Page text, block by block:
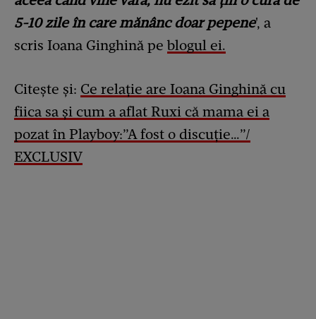
5-10 zile în care mănânc doar pepene', a
scris Ioana Ginghină pe blogul ei.
Citește și: Ce relație are Ioana Ginghină cu
fiica sa și cum a aflat Ruxi că mama ei a
pozat în Playboy:”A fost o discuție…”/
EXCLUSIV